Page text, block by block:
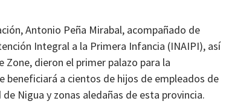
Antonio Peña Mirabal, acompañado de
Integral a la Primera Infancia (INAIPI), así
Zone, dieron el primer palazo para la
beneficiará a cientos de hijos de empleados de
Nigua y zonas aledañas de esta provincia.